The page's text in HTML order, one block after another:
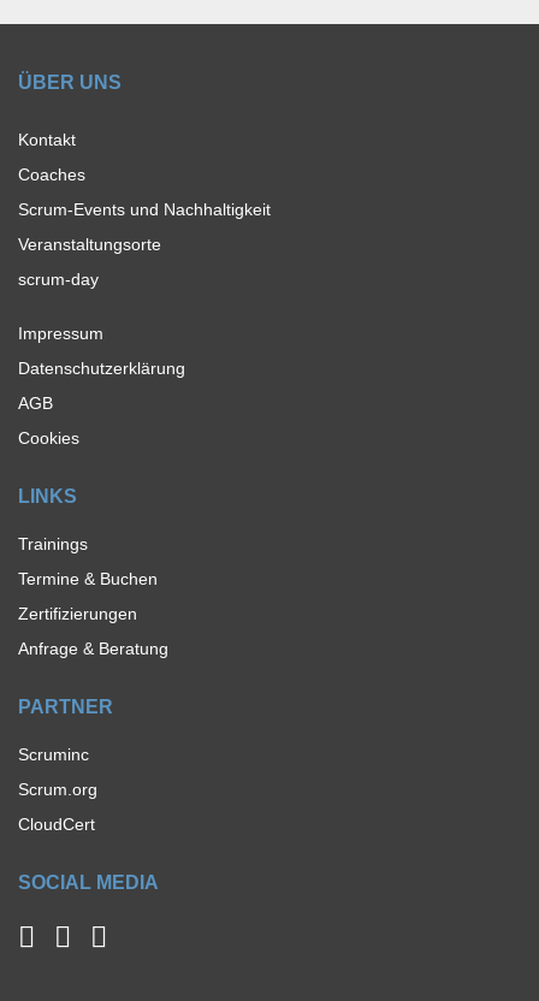
ÜBER UNS
Kontakt
Coaches
Scrum-Events und Nachhaltigkeit
Veranstaltungsorte
scrum-day
Impressum
Datenschutzerklärung
AGB
Cookies
LINKS
Trainings
Termine & Buchen
Zertifizierungen
Anfrage & Beratung
PARTNER
Scruminc
Scrum.org
CloudCert
SOCIAL MEDIA